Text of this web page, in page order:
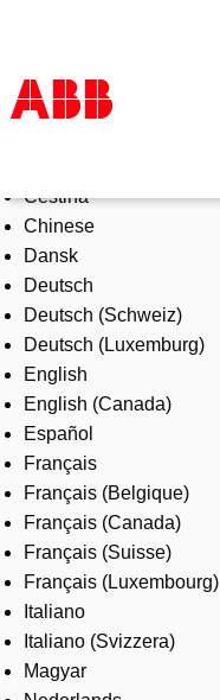
Products & Solutions
Industries
Services
About us
Where to buy
Contact us
Careers
Čeština
Chinese
Dansk
Deutsch
Deutsch (Schweiz)
Deutsch (Luxemburg)
English
English (Canada)
Español
Français
Français (Belgique)
Français (Canada)
Français (Suisse)
Français (Luxembourg)
Italiano
Italiano (Svizzera)
Magyar